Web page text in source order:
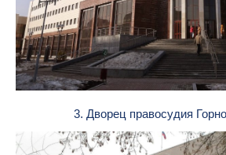
3. Дворец правосудия